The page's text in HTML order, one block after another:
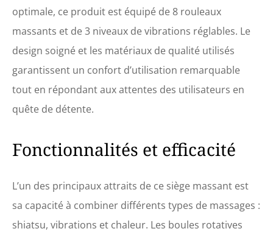
peuvent être ajustées vers
le haut et vers le bas pour
utilisateur. Le rabat
détachable vous permet de
plus doux ou plus intense
avec chaleur possède 3
zones de massage : Haut,
options. La fonction de
d'appliquer le massage sur
la zone sélectionnée pour
optimale, ce produit est équipé de 8 rouleaux
massants et de 3 niveaux de vibrations réglables. Le
design soigné et les matériaux de qualité utilisés
garantissent un confort d’utilisation remarquable
tout en répondant aux attentes des utilisateurs en
quête de détente.
Fonctionnalités et efficacité
L’un des principaux attraits de ce siège massant est
sa capacité à combiner différents types de massages :
shiatsu, vibrations et chaleur. Les boules rotatives